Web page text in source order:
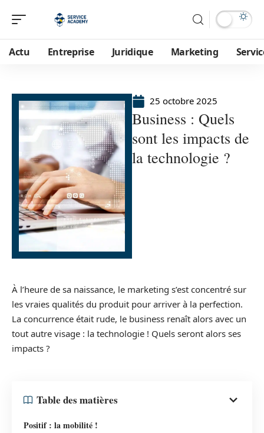
Actu Entreprise Juridique Marketing
25 octobre 2025
Business : Quels
sont les impacts de
la technologie ?
À l’heure de sa naissance, le marketing s’est concentré sur
les vraies qualités du produit pour arriver à la perfection.
La concurrence était rude, le business renaît alors avec un
tout autre visage : la technologie ! Quels seront alors ses
impacts ?
Table des matières
Positif : la mobilité !